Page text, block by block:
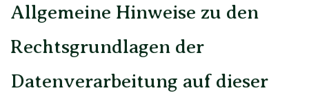
Allgemeine Hinweise zu den
Rechtsgrundlagen der
Datenverarbeitung auf dieser